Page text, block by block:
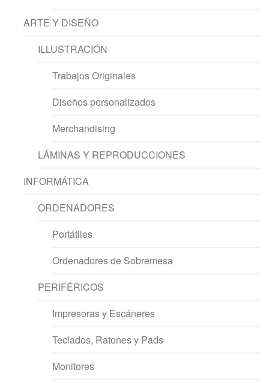
ARTE Y DISEÑO
ILLUSTRACIÓN
Trabajos Originales
Diseños personalizados
Merchandising
LÁMINAS Y REPRODUCCIONES
INFORMÁTICA
ORDENADORES
Portátiles
Ordenadores de Sobremesa
PERIFÉRICOS
Impresoras y Escáneres
Teclados, Ratones y Pads
Monitores